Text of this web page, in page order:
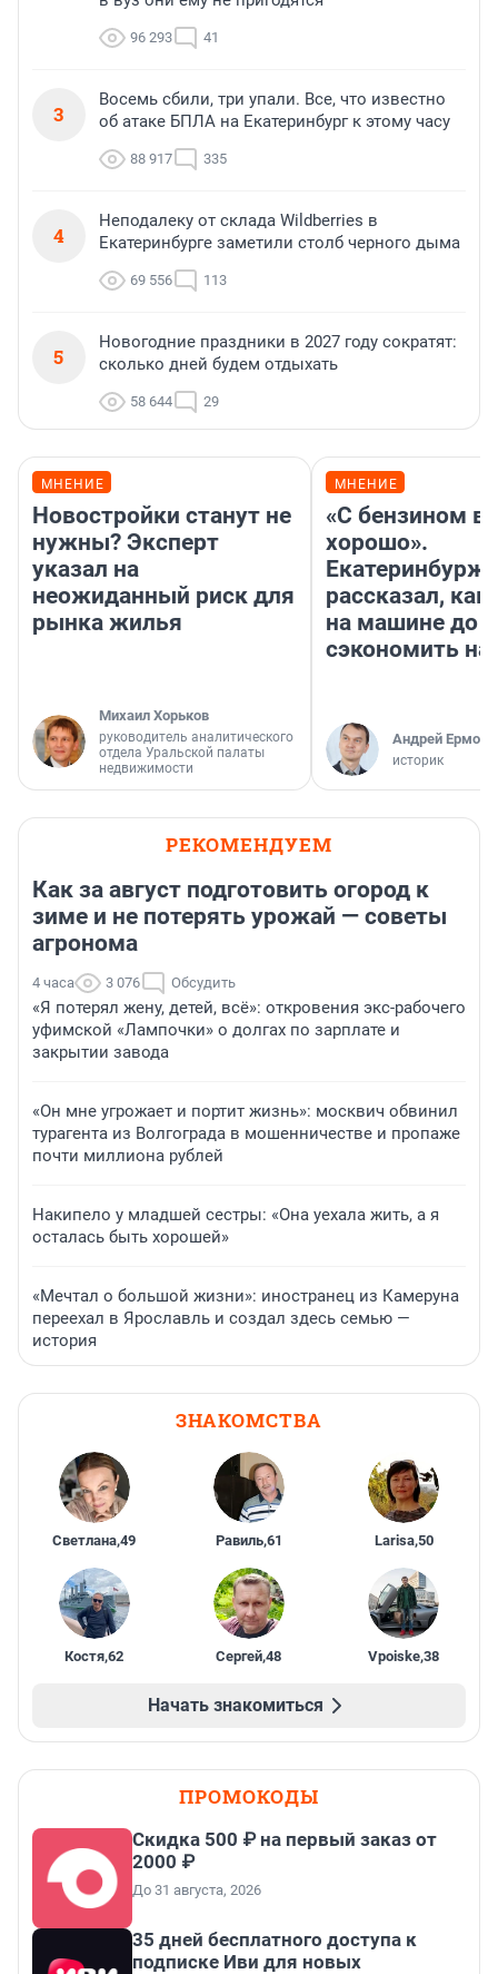
96 293 41
3
Восемь сбили, три упали. Все, что известно
об атаке БПЛА на Екатеринбург к этому часу
88 917 335
4
Неподалеку от склада Wildberries в
Екатеринбурге заметили столб черного дыма
69 556 113
5
Новогодние праздники в 2027 году сократят:
сколько дней будем отдыхать
58 644 29
МНЕНИЕ
Новостройки станут не
нужны? Эксперт
указал на
неожиданный риск для
рынка жилья
Михаил Хорьков
руководитель аналитического
отдела Уральской палаты
недвижимости
МНЕНИЕ
«С бензином
хорошо».
рассказал, как
на машине до
сэкономить на
Андрей
историк
РЕКОМЕНДУЕМ
Как за август подготовить огород к
зиме и не потерять урожай — советы
агронома
4 часа 3 076 Обсудить
«Я потерял жену, детей, всё»: откровения экс-рабочего
уфимской «Лампочки» о долгах по зарплате и
закрытии завода
«Он мне угрожает и портит жизнь»: москвич обвинил
турагента из Волгограда в мошенничестве и пропаже
почти миллиона рублей
Накипело у младшей сестры: «Она уехала жить, а я
осталась быть хорошей»
«Мечтал о большой жизни»: иностранец из Камеруна
переехал в Ярославль и создал здесь семью —
история
ЗНАКОМСТВА
Светлана,49 Равиль,61 Larisa,50
Костя,62 Сергей,48 Vpoiske,38
Начать знакомиться
ПРОМОКОДЫ
Скидка 500 ₽ на первый заказ от
2000 ₽
До 31 августа, 2026
35 дней бесплатного доступа к
подписке Иви для новых